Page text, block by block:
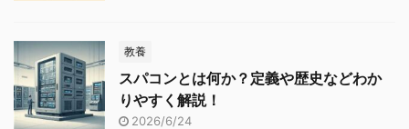
教養
スパコンとは何か？定義や歴史などわか
りやすく解説！
2026/6/24